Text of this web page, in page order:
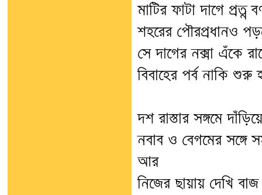
মাটির ফাটা দাগে প্রত্ন
শহরের পৌরপ্রধানও
সে দাগের নক্সা এঁকে
বিবাহের পর্ব নাকি শুরু
দশ রাস্তার সঙ্গমে
নবাব ও বেগমের সঙ্গে
আর
নিজের ছায়ায় দেখি